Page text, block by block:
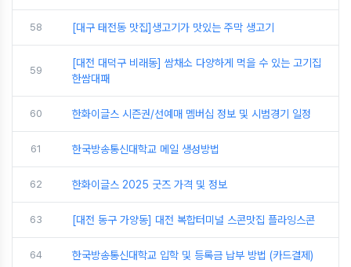
58 [대구 태전동 맛집]생고기가 맛있는 주막 생고기
59
[대전 대덕구 비래동] 쌈채소 다양하게 먹을 수 있는 고기집
한쌈대패
60 한화이글스 시즌권/선예매 멤버십 정보 및 시범경기 일정
61 한국방송통신대학교 메일 생성방법
62 한화이글스 2025 굿즈 가격 및 정보
63 [대전 동구 가양동] 대전 복합터미널 스콘맛집 플라잉스콘
64 한국방송통신대학교 입학 및 등록금 납부 방법 (카드결제)